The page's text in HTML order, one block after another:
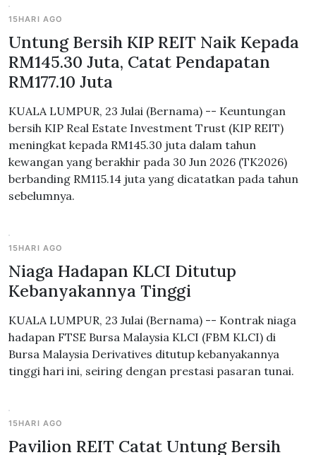
15HARI AGO
Untung Bersih KIP REIT Naik Kepada
RM145.30 Juta, Catat Pendapatan
RM177.10 Juta
KUALA LUMPUR, 23 Julai (Bernama) -- Keuntungan
bersih KIP Real Estate Investment Trust (KIP REIT)
meningkat kepada RM145.30 juta dalam tahun
kewangan yang berakhir pada 30 Jun 2026 (TK2026)
berbanding RM115.14 juta yang dicatatkan pada tahun
sebelumnya.
15HARI AGO
Niaga Hadapan KLCI Ditutup
Kebanyakannya Tinggi
KUALA LUMPUR, 23 Julai (Bernama) -- Kontrak niaga
hadapan FTSE Bursa Malaysia KLCI (FBM KLCI) di
Bursa Malaysia Derivatives ditutup kebanyakannya
tinggi hari ini, seiring dengan prestasi pasaran tunai.
15HARI AGO
Pavilion REIT Catat Untung Bersih